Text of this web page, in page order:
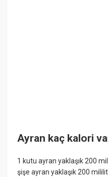
Ayran kaç kalori
1 kutu ayran yaklaşık 200
şişe ayran yaklaşık 200